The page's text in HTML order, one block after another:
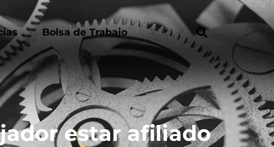
Bolsa de Trabajo
estar afiliado